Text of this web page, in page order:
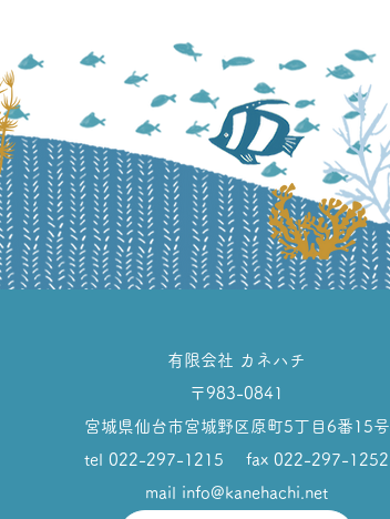
​有限会社 カネハチ
〒983-0841
宮城県仙台市宮城野区原町5丁目6番15号
tel
022-297-1215
fax 022-297-1252
mail info@kanehachi.net